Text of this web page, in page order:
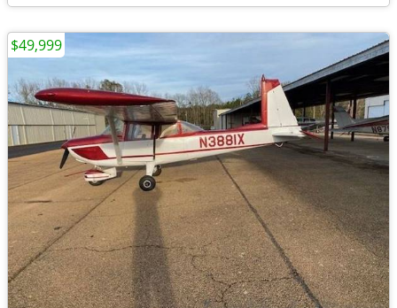
$49,999